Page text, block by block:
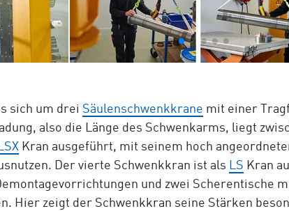
sich um drei Säulenschwenkkrane mit einer
also die Länge des Schwenkarms, liegt
LSXKran ausgeführt, mit seinem hoch
Der vierte Schwenkkran ist als LS Kran
und zwei Scherentische
Hier zeigt der Schwenkkran seine Stärken